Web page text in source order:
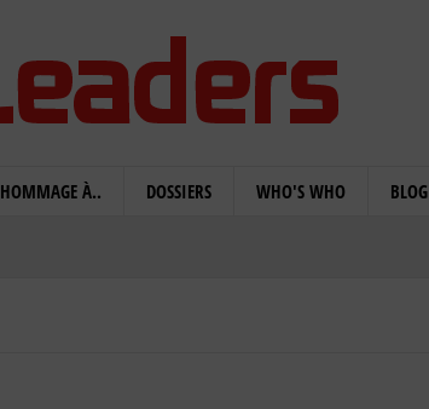
HOMMAGE À.. DOSSIERS WHO'S WHO BLOG